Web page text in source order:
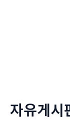
자유게시